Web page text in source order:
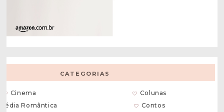
CATEGORIAS
Cinema
Colunas
Romântica
Contos